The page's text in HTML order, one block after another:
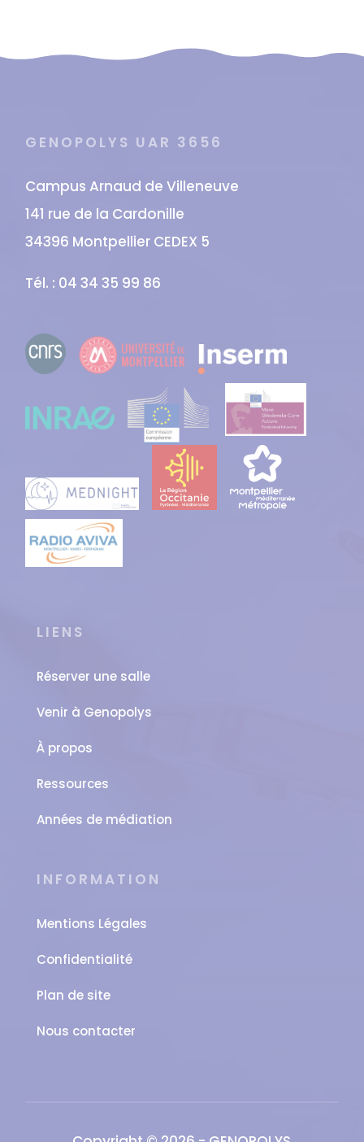
GENOPOLYS UAR 3656
Campus Arnaud de Villeneuve
141 rue de la Cardonille
34396 Montpellier CEDEX 5
Tél. : 04 34 35 99 86
LIENS
Réserver une salle
Venir à Genopolys
À propos
Ressources
Années de médiation
INFORMATION
Mentions Légales
Confidentialité
Plan de site
Nous contacter